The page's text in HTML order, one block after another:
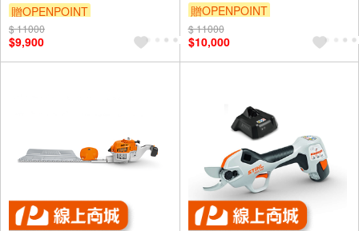
贈OPENPOINT
$ 11000
$9,900
贈OPENPOINT
$ 11000
$10,000